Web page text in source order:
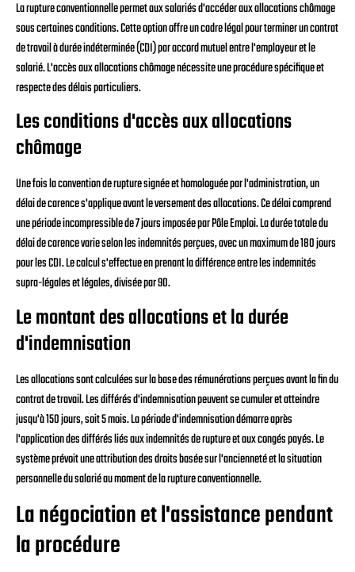
La rupture conventionnelle permet aux salariés d'accéder aux allocations chômage
sous certaines conditions. Cette option offre un cadre légal pour terminer un contrat
de travail à durée indéterminée (CDI) par accord mutuel entre l'employeur et le
salarié. L'accès aux allocations chômage nécessite une procédure spécifique et
respecte des délais particuliers.
Les conditions d'accès aux allocations
chômage
Une fois la convention de rupture signée et homologuée par l'administration, un
délai de carence s'applique avant le versement des allocations. Ce délai comprend
une période incompressible de 7 jours imposée par Pôle Emploi. La durée totale du
délai de carence varie selon les indemnités perçues, avec un maximum de 180 jours
pour les CDI. Le calcul s'effectue en prenant la différence entre les indemnités
supra-légales et légales, divisée par 90.
Le montant des allocations et la durée
d'indemnisation
Les allocations sont calculées sur la base des rémunérations perçues avant la fin du
contrat de travail. Les différés d'indemnisation peuvent se cumuler et atteindre
jusqu'à 150 jours, soit 5 mois. La période d'indemnisation démarre après
l'application des différés liés aux indemnités de rupture et aux congés payés. Le
système prévoit une attribution des droits basée sur l'ancienneté et la situation
personnelle du salarié au moment de la rupture conventionnelle.
La négociation et l'assistance pendant
la procédure